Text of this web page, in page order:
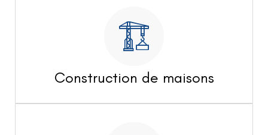
Construction de maisons